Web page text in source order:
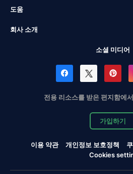
도움
회사 소개
소셜 미디어
전용 리소스를 받은 편지함에
가입하기
이용 약관 개인정보 보호정책
Cookies